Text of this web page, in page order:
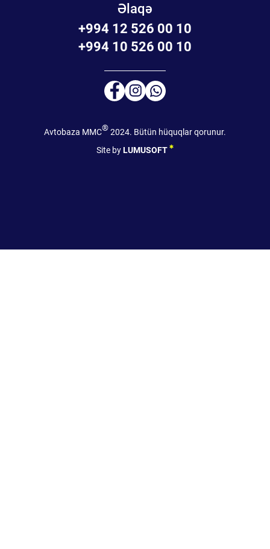
Əlaqə
+994 12 526 00 10
+994 10 526 00 10
Avtobaza MMC®2024. Bütün hüquqlar qorunur.
Site byLUMUSOFT